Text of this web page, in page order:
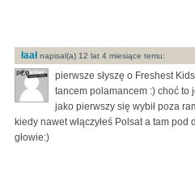
łaałnapisal(a) 12 lat 4 miesiące temu:
pierwsze słyszę o Freshest
tancem polamancem :) choć to
jako pierwszy się wybił poza
kiedy nawet włączyłeś Polsat a tam pod
głowie:)